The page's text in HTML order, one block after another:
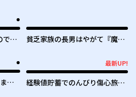
で勇
貧乏家族の長男はやがて『魔
れ
最新UP!
経験値貯蓄でのんびり傷心旅行